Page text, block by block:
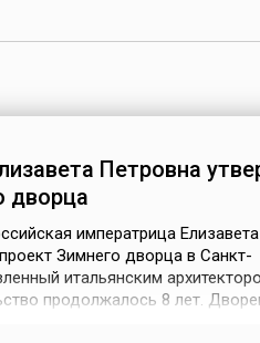
Петровна
дворца
императрица Елизавета
Зимнего дворца в Санкт-
итальянским
продолжалось 8 лет.